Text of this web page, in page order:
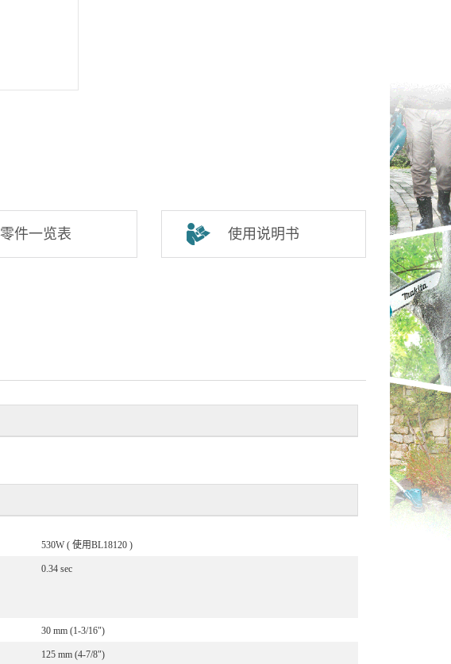
零件一览表 使用说明书
530W ( 使用BL18120 )
0.34 sec
30 mm (1-3/16")
125 mm (4-7/8")